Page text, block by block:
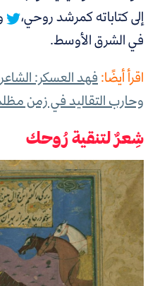
إلى كتاباته كمرشد روحي،
في الشرق الأوسط.
اقرأ أيضًا:فهد العسكر:
وحارب التقاليد في زمن مظلم
شِعرٌ لتنقية رُوحك